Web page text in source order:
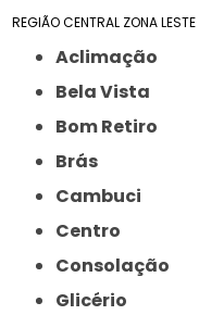
REGIÃO CENTRAL ZONA LESTE
Aclimação
Bela Vista
Bom Retiro
Brás
Cambuci
Centro
Consolação
Glicério